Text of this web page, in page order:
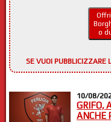
o
SE VUOI
10/08/
GRIFO,
ANCHE